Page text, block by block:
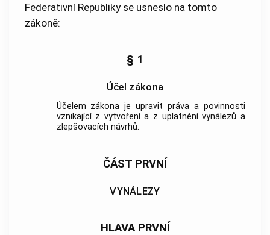
Federativní Republiky se usneslo na tomto
zákoně:
§ 1
Účel zákona
Účelem zákona je upravit práva a povinnosti
vznikající z vytvoření a z uplatnění vynálezů a
zlepšovacích návrhů.
ČÁST PRVNÍ
VYNÁLEZY
HLAVA PRVNÍ